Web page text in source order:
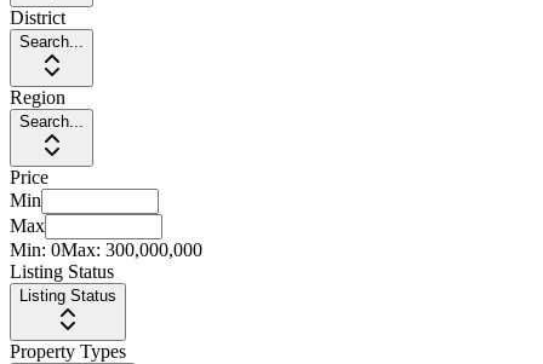
District
Search...
Region
Search...
Price
Min
Max
Min: 0Max: 300,000,000
Listing Status
Listing Status
Property Types